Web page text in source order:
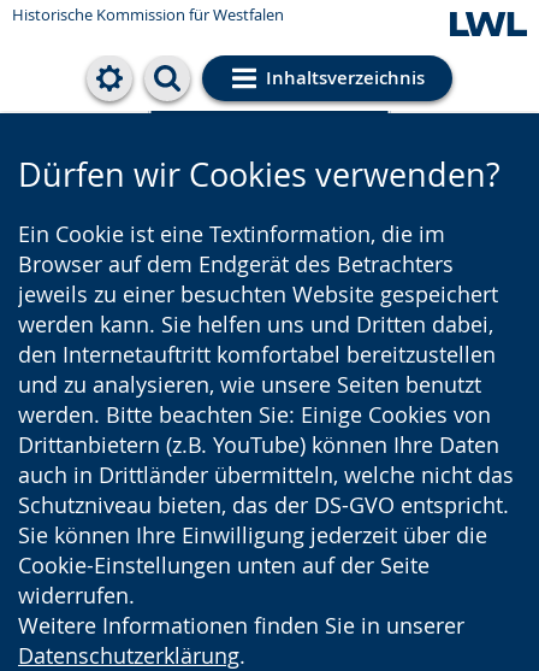
Historische Kommission für Westfalen
Inhaltsverzeichnis
Cookie-Einstellungen
Dürfen wir Cookies verwenden?
Ein Cookie ist eine Textinformation, die im
Browser auf dem Endgerät des Betrachters
jeweils zu einer besuchten Website gespeichert
werden kann. Sie helfen uns und Dritten dabei,
den Internetauftritt komfortabel bereitzustellen
und zu analysieren, wie unsere Seiten benutzt
werden. Bitte beachten Sie: Einige Cookies von
Drittanbietern (z.B. YouTube) können Ihre Daten
auch in Drittländer übermitteln, welche nicht das
Schutzniveau bieten, das der DS-GVO entspricht.
Sie können Ihre Einwilligung jederzeit über die
Cookie-Einstellungen unten auf der Seite
widerrufen.
Weitere Informationen finden Sie in unserer
Datenschutzerklärung.